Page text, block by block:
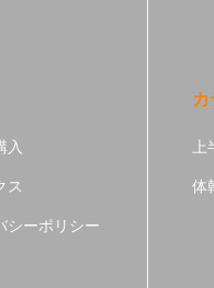
入
ス
シーポリシー
体